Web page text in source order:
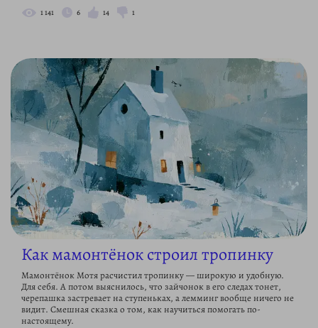
1 141 6 14 1
Как мамонтёнок строил тропинку
Мамонтёнок Мотя расчистил тропинку — широкую и удобную.
Для себя. А потом выяснилось, что зайчонок в его следах тонет,
черепашка застревает на ступеньках, а лемминг вообще ничего не
видит. Смешная сказка о том, как научиться помогать по-
настоящему.